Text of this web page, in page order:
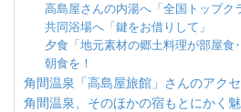
高島屋さんの内湯へ「全国トップク
共同浴場へ「鍵をお借りして」
夕食「地元素材の郷土料理が部屋食
朝食を！
角間温泉「高島屋旅館」さんのアク
角間温泉、そのほかの宿もとにかく